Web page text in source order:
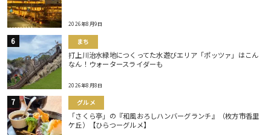
2026年8月9日
まち
打上川治水緑地につくってた水遊びエリア「ポッツァ」はこん
なん！ウォータースライダーも
2026年8月8日
グルメ
「さくら亭」の『和風おろしハンバーグランチ』（枚方市香里
ケ丘）【ひらつーグルメ】